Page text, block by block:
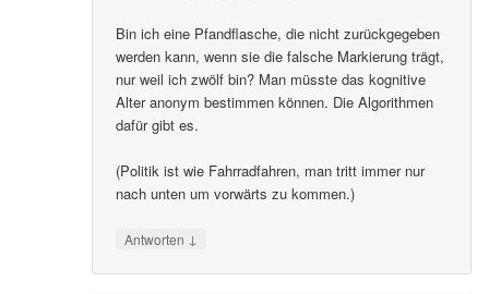
Bin ich eine Pfandflasche, die nicht zurückgegeben
werden kann, wenn sie die falsche Markierung trägt,
nur weil ich zwölf bin? Man müsste das kognitive
Alter anonym bestimmen können. Die Algorithmen
dafür gibt es.
(Politik ist wie Fahrradfahren, man tritt immer nur
nach unten um vorwärts zu kommen.)
Antworten ↓